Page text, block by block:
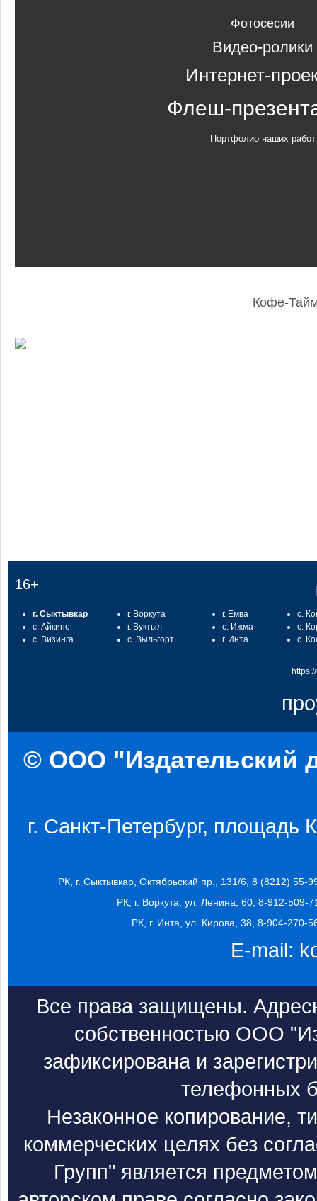
Фотосесии
Видео-ролики
Интернет-
Флеш-
Портфолио наших работ
Кофе-
16+
г. Сыктывкар
с. Айкино
с. Визинга
г. Воркута
г. Вуктыл
с. Выльгорт
г. Емва
с. Ижма
г. Инта
с.
с.
с.
© ООО "Издательский
г. Санкт-Петербург, площадь
РК, г. Сыктывкар, Октябрьский пр., 131/6, 8 (8212) 55-
РК, г. Воркута, ул. Ленина, 60, 8-912-509-
РК, г. Инта, ул. Кирова, 38, 8-904-270-
E-mail:
Все права защищены.
собственностью ООО
зафиксирована и
телефонных
Незаконное копирование,
коммерческих целях без
Групп" является